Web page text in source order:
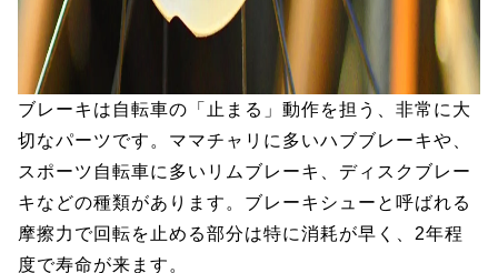
ブレーキは自転車の「止まる」動作を担う、非常に大
切なパーツです。ママチャリに多いハブブレーキや、
スポーツ自転車に多いリムブレーキ、ディスクブレー
キなどの種類があります。ブレーキシューと呼ばれる
摩擦力で回転を止める部分は特に消耗が早く、2年程
度で寿命が来ます。